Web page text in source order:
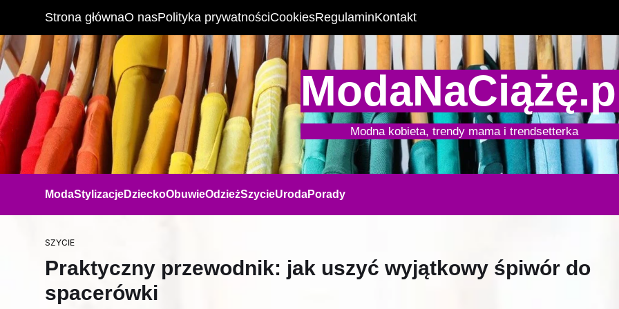
Strona głównaO nasPolityka prywatnościCookiesRegulaminKontakt
Modna kobieta, trendy mama i trendsetterka
ModaStylizacjeDzieckoObuwieOdzieżSzycieUrodaPorady
SZYCIE
Praktyczny przewodnik: jak uszyć wyjątkowy śpiwór do
spacerówki